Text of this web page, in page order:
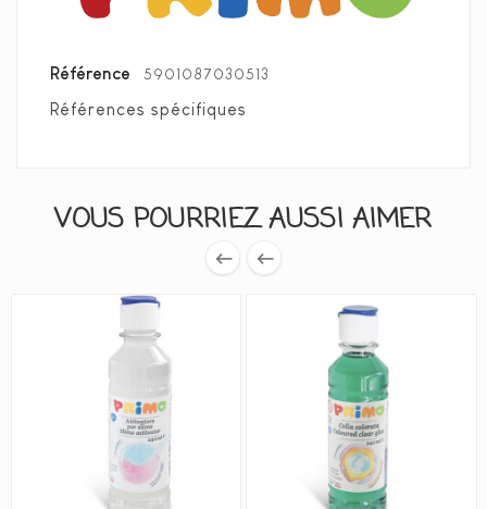
Référence 5901087030513
Références spécifiques
VOUS POURRIEZ AUSSI AIMER
 